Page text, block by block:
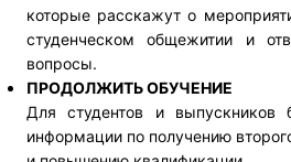
которые расскажут о
студенческом общежитии и
вопросы.
ПРОДОЛЖИТЬ ОБУЧЕНИЕ
Для студентов и выпускников
информации по получению